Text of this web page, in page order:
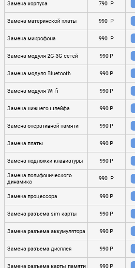
Замена корпуса 790 P
Замена материнской платы 990 P
Замена микрофона 990 P
Замена модуля 2G-3G сетей 990 P
Замена модуля Bluetooth 990 P
Замена модуля Wi-fi 990 P
Замена нижнего шлейфа 990 P
Замена оперативной памяти 990 P
Замена платы 990 P
Замена подложки клавиатуры 990 P
Замена полифонического
динамика
990 P
Замена процессора 990 P
Замена разъема sim карты 990 P
Замена разъема аккумулятора 990 P
Замена разъема дисплея 990 P
Замена разъема карты памяти 990 P